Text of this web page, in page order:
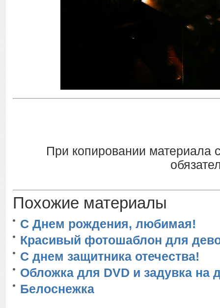
При копировании материала
Похожие материалы
С Днем рождения, любимая!
Красивый фотошаблон для
С днем защитника отечества!
Обложка для DVD и задувка на
Белоснежка